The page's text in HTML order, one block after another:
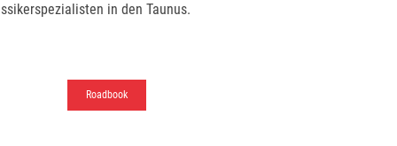
in den Taunus.
Roadbook